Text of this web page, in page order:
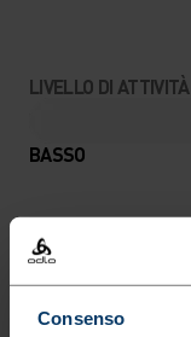
Consenso
LIVELLO DI ATTIVITÀ
BASSO
TIPO DI ATTIVITÀ